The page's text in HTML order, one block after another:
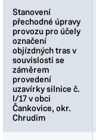
Stanovení
přechodné úpravy
provozu pro účely
označení
objízdných tras v
souvislosti se
záměrem
provedení
uzavírky silnice č.
I/17 v obci
Čankovice, okr.
Chrudim
Stanovení
přechodné úpravy
provozu pro účely
označení
objízdných tras v
souvislosti se
záměrem
provedení
uzavírky silnice č.
I/17 v obci
Čankovice, okr.
Chrudim